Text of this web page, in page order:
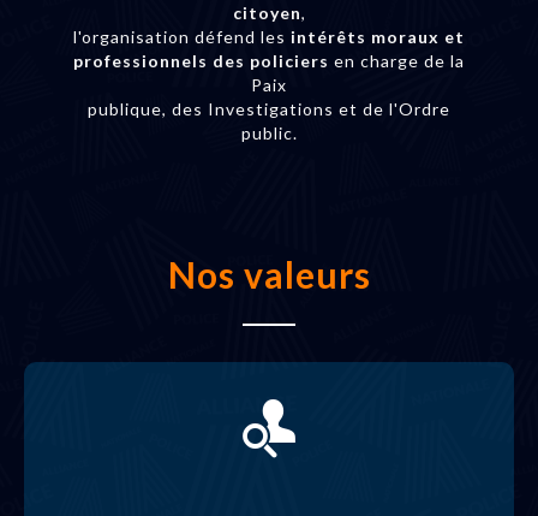
citoyen,
l'organisation défend les intérêts moraux et
professionnels des policiers en charge de la
Paix
publique, des Investigations et de l'Ordre
public.
Nos valeurs